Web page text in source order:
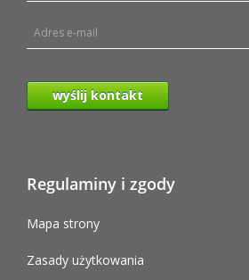
wyślij kontakt
Regulaminy i zgody
Mapa strony
Zasady użytkowania